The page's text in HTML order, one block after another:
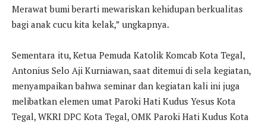
Merawat bumi berarti mewariskan kehidupan berkualitas
bagi anak cucu kita kelak,” ungkapnya.
Sementara itu, Ketua Pemuda Katolik Komcab Kota Tegal,
Antonius Selo Aji Kurniawan, saat ditemui di sela kegiatan,
menyampaikan bahwa seminar dan kegiatan kali ini juga
melibatkan elemen umat Paroki Hati Kudus Yesus Kota
Tegal, WKRI DPC Kota Tegal, OMK Paroki Hati Kudus Kota